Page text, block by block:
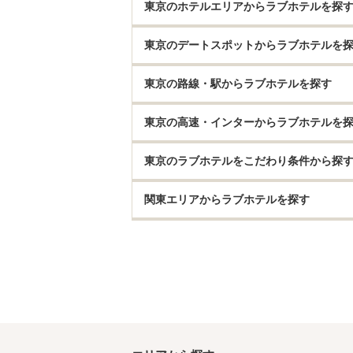
東京のホテルエリアからラブホテルを探す
東京のデートスポットからラブホテルを
東京の路線・駅からラブホテルを探す
東京の高速・インターからラブホテルを
東京のラブホテルをこだわり条件から探す
関東エリアからラブホテルを探す